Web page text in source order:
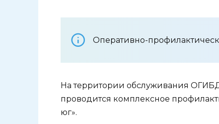
Оперативно-
На территории обслуживания
проводится комплексное
юг».